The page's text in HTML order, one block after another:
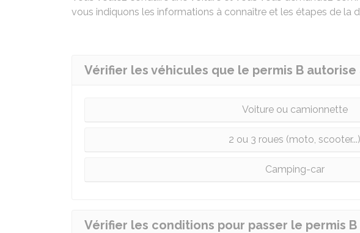
vous indiquons les informations à connaître et les étapes de la
Vérifier les véhicules que le permis B
Voiture ou camionnette
2 ou 3 roues (moto, scooter...)
Camping-car
Vérifier les conditions pour passer le permis B